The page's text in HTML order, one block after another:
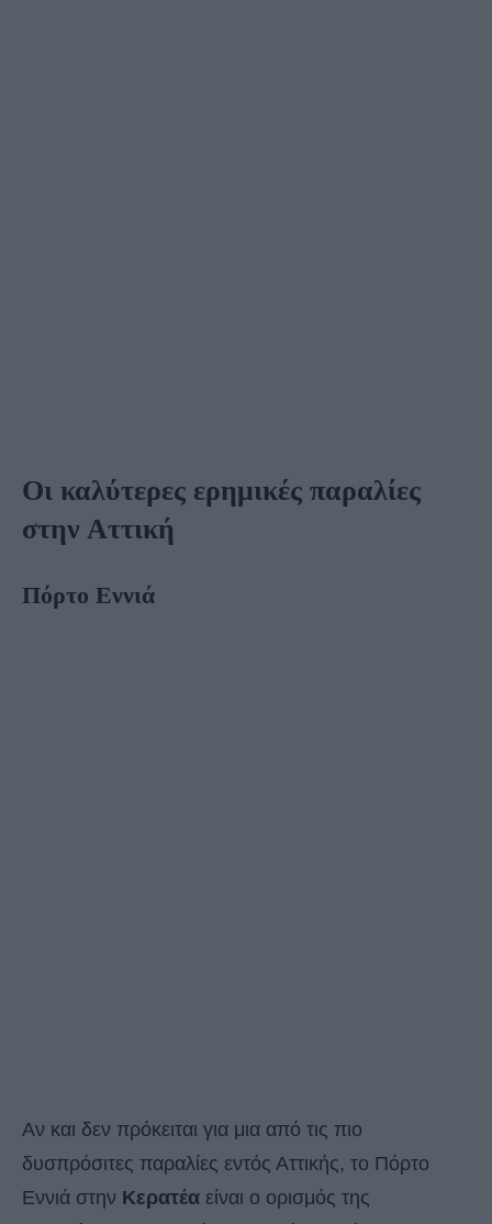
Οι καλύτερες ερημικές παραλίες
στην Αττική
Πόρτο Εννιά
Αν και δεν πρόκειται για μια από τις πιο
δυσπρόσιτες παραλίες εντός Αττικής, το Πόρτο
Εννιά στην Κερατέα είναι ο ορισμός της